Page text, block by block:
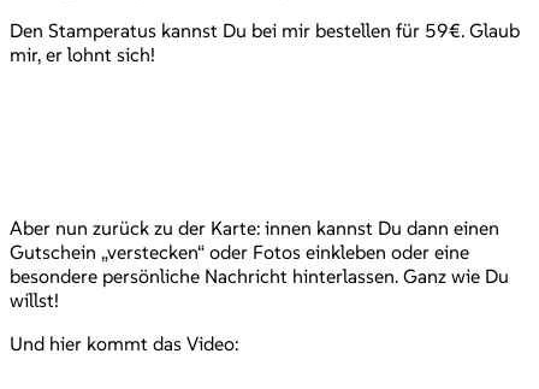
Den Stamperatus kannst Du bei mir bestellen für 59€. Glaub
mir, er lohnt sich!
Aber nun zurück zu der Karte: innen kannst Du dann einen
Gutschein „verstecken“ oder Fotos einkleben oder eine
besondere persönliche Nachricht hinterlassen. Ganz wie Du
willst!
Und hier kommt das Video: